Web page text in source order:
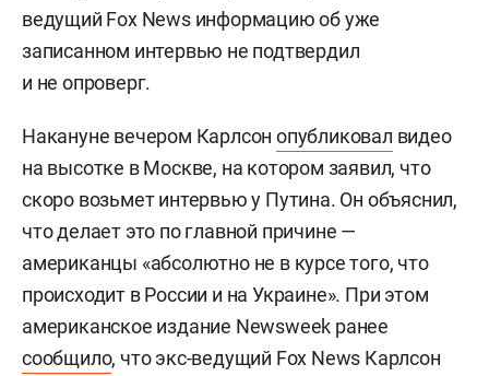
ведущий Fox News информацию об уже
записанном интервью не подтвердил
и не опроверг.
Накануне вечером Карлсонопубликовал видео
на высотке в Москве, на котором заявил, что
скоро возьмет интервью у Путина. Он объяснил,
что делает это по главной причине —
американцы «абсолютно не в курсе того, что
происходит в России и на Украине». При этом
американское издание Newsweek ранее
сообщило, что экс-ведущий Fox News Карлсон